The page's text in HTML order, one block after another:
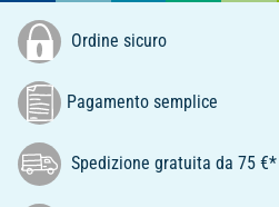
Ordine sicuro
Pagamento semplice
Spedizione gratuita da 75 €*